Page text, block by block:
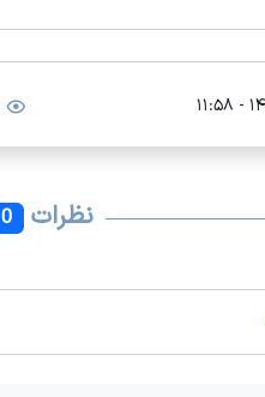
نظرات 0